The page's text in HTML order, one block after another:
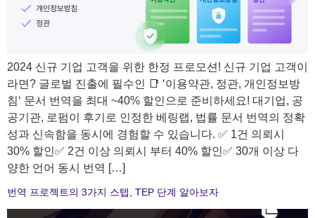
2024 신규 기업 고객을 위한 한정 프로모션! 신규 기업 고객이
라면? 글로벌 진출에 필수인 📑 ‘이용약관, 정관, 개인정보방
침‘ 문서 번역을 최대 ~40% 할인으로 준비하세요! 대기업, 공
공기관, 로펌이 후기로 인정한 베링랩, 법률 문서 번역의 정확
성과 신속함을 동시에 경험할 수 있습니다. ✅ 1건 의뢰시
30% 할인✅ 2건 이상 의뢰시 부터 40% 할인✅ 30개 이상 다
양한 언어 동시 번역 […]
번역 프로젝트의 3가지 스텝, TEP 단계 알아보자